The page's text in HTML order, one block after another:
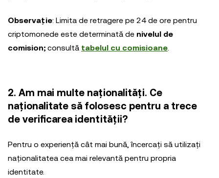
Observație: Limita de retragere pe 24 de ore pentru
criptomonede este determinată de nivelul de
comision; consultă tabelul cu comisioane.
2. Am mai multe naționalități. Ce
naționalitate să folosesc pentru a trece
de verificarea identității?
Pentru o experiență cât mai bună, încercați să utilizați
naționalitatea cea mai relevantă pentru propria
identitate.